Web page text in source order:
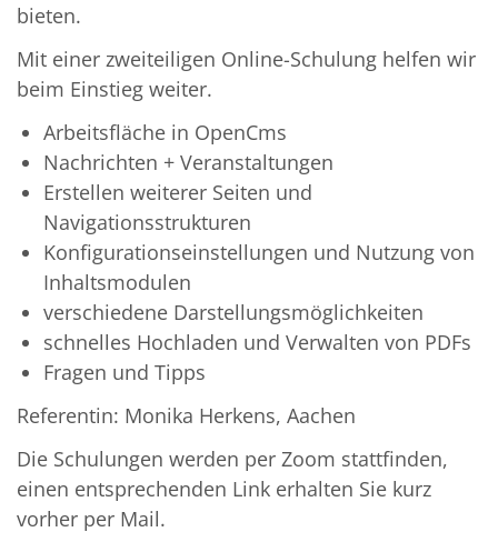
bieten.
Mit einer zweiteiligen Online-Schulung helfen wir
beim Einstieg weiter.
Arbeitsfläche in OpenCms
Nachrichten + Veranstaltungen
Erstellen weiterer Seiten und
Navigationsstrukturen
Konfigurationseinstellungen und Nutzung von
Inhaltsmodulen
verschiedene Darstellungsmöglichkeiten
schnelles Hochladen und Verwalten von PDFs
Fragen und Tipps
Referentin: Monika Herkens, Aachen
Die Schulungen werden per Zoom stattfinden,
einen entsprechenden Link erhalten Sie kurz
vorher per Mail.